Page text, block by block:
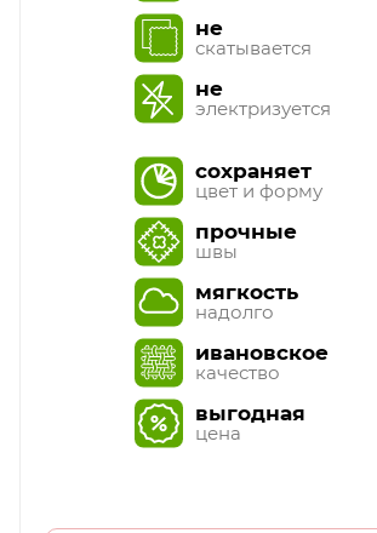
не
скатывается
не
электризуется
сохраняет
цвет и форму
прочные
швы
мягкость
надолго
ивановское
качество
выгодная
цена